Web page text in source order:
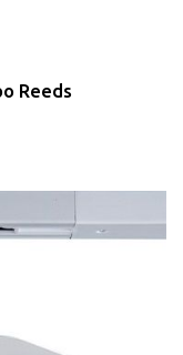
Reeds